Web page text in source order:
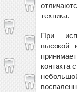
техника.
При
высокой
контакта